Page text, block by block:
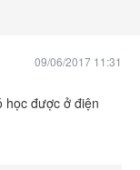
09/06/2017 11:31
học được ở điện